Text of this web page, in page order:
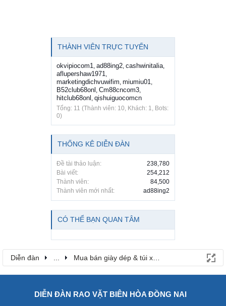
THÀNH VIÊN TRỰC TUYẾN
okvipiocom1 ad88ing2 cashwinitalia
aflupershaw1971
marketingdichvuwifim miumiu01
B52club68onl Cm88cncom3
hitclub68onl qishuiguocomcn
Tổng: 11 (Thành viên: 10, Khách: 1, Bots:
0)
THỐNG KÊ DIỄN ĐÀN
Đề tài thảo luận:
238,780
Bài viết:
254,212
Thành viên:
84,500
Thành viên mới nhất:
ad88ing2
CÓ THỂ BẠN QUAN TÂM
Diễn đàn Mua bán giày dép & túi xách
DIỄN ĐÀN RAO VẶT BIÊN HÒA ĐỒNG NAI